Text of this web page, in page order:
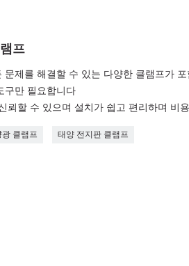
프
제를 해결할 수 있는 다양한 클램프가 포
구만 필요합니다
뢰할 수 있으며 설치가 쉽고 편리하며 비
클램프 태양 전지판 클램프